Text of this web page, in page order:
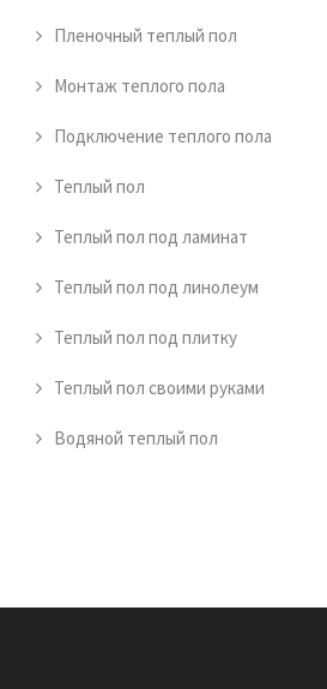
Пленочный теплый пол
Монтаж теплого пола
Подключение теплого пола
Теплый пол
Теплый пол под ламинат
Теплый пол под линолеум
Теплый пол под плитку
Теплый пол своими руками
Водяной теплый пол